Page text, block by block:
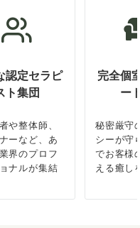
認定セラピ
ト集団
や整体師、
ーなど、あ
界のプロフ
ナルが集結
完全個
ー
秘密厳守
シーが守
でお客様
える癒し